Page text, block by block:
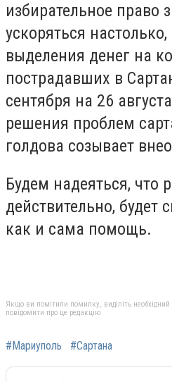
избирательное право
ускоряться
выделения денег на
пострадавших в
сентября на 26
решения проблем
голдова созывает
Будем надеяться,
действительно, будет
как и сама помощь.
Якщо ви помітили помилку, виділіть необхідний
повідомити про це редакцію
#Мариуполь #Сартана